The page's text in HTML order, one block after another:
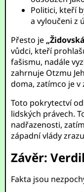
Politici, kteří
a vyloučeni z
Přesto je
vůdci, kteří
fašismu, nadále
zahrnuje Otzmu
doma, zatímco je
Toto pokrytectví
lidských právech.
nadřazenosti,
západní vlády
Závěr:
Fakta jsou